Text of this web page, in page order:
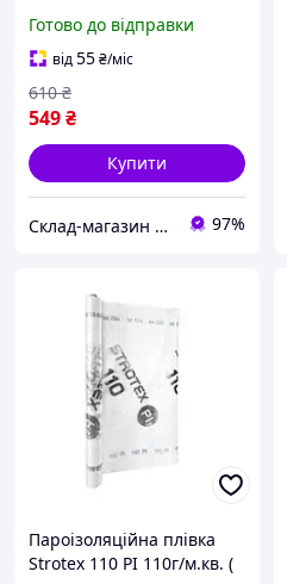
Готово до відправки
від55₴/міс
549₴
610 ₴
Купити
Склад-магазин "Свояк Group". 97%
Пароізоляційна плівка
Strotex 110 PI 110г/м.кв. (